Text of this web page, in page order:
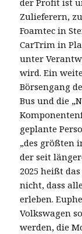
Zulieferern,
Foamtec in
CarTrim in
unter
wird. Ein
Börsengang
Bus und die
geplante
„des größten
der seit
2025 heißt
nicht, dass
erleben.
Volkswagen
werden, die